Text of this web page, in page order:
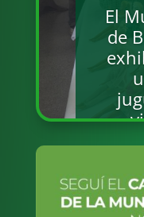
El
de
de